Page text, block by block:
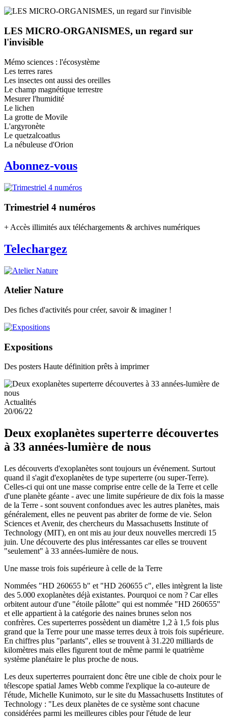
LES MICRO-ORGANISMES, un regard sur
l'invisible
Mémo sciences : l'écosystème
Les terres rares
Les insectes ont aussi des oreilles
Le champ magnétique terrestre
Mesurer l'humidité
Le lichen
La grotte de Movile
L'argyronète
Le quetzalcoatlus
La nébuleuse d'Orion
Abonnez-vous
Trimestriel 4 numéros
+ Accès illimités aux téléchargements & archives numériques
Telechargez
Atelier Nature
Des fiches d'activités pour créer, savoir & imaginer !
Expositions
Des posters Haute définition prêts à imprimer
Actualités
20/06/22
Deux exoplanètes superterre découvertes
à 33 années-lumière de nous
Les découverts d'exoplanètes sont toujours un événement. Surtout
quand il s'agit d'exoplanètes de type superterre (ou super-Terre).
Celles-ci qui ont une masse comprise entre celle de la Terre et celle
d'une planète géante - avec une limite supérieure de dix fois la masse
de la Terre - sont souvent confondues avec les autres planètes, mais
généralement, elles ne peuvent pas abriter de forme de vie. Selon
Sciences et Avenir, des chercheurs du Massachusetts Institute of
Technology (MIT), en ont mis au jour deux nouvelles mercredi 15
juin. Une découverte des plus intéressantes car elles se trouvent
"seulement" à 33 années-lumière de nous.
Une masse trois fois supérieure à celle de la Terre
Nommées "HD 260655 b" et "HD 260655 c", elles intègrent la liste
des 5.000 exoplanètes déjà existantes. Pourquoi ce nom ? Car elles
orbitent autour d'une "étoile pâlotte" qui est nommée "HD 260655"
et elle appartient à la catégorie des naines brunes selon nos
confrères. Ces superterres possèdent un diamètre 1,2 à 1,5 fois plus
grand que la Terre pour une masse terres deux à trois fois supérieure.
En chiffres plus "parlants", elles se trouvent à 31.220 milliards de
kilomètres mais elles figurent tout de même parmi le quatrième
système planétaire le plus proche de nous.
Les deux superterres pourraient donc être une cible de choix pour le
télescope spatial James Webb comme l'explique la co-auteure de
l'étude, Michelle Kunimoto, sur le site du Massachusetts Institutes of
Technology : "Les deux planètes de ce système sont chacune
considérées parmi les meilleures cibles pour l'étude de leur